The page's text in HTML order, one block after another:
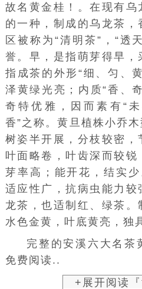
故名黄金桂！。在现有
的一种，制成的乌龙茶
区被称为“清明茶”，“透
誉。早，是指萌芽得早，
指成茶的外形“细、匀、
泽黄绿光亮；内质“香、
奇特优雅，因而素有“
香”之称。黄旦植株小乔
树姿半开展，分枝较密，
叶面略卷，叶齿深而较
芽率高；能开花，结实
适应性广，抗病虫能力较
龙茶，也适制红、绿茶。
水色金黄，叶底黄亮，独
完整的安溪六大名茶
免费阅读..
+展开阅读『